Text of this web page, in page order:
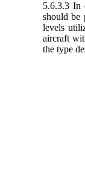
5.6.3.3 In
should be
levels
aircraft
the type